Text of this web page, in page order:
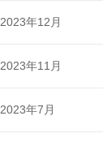
2023年12月
2023年11月
2023年7月